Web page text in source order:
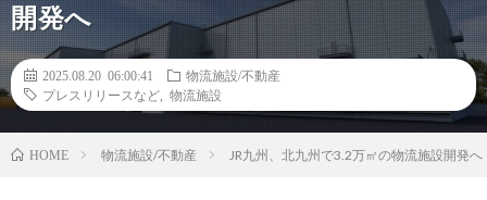
開発へ
2025.08.20 06:00:41
物流施設/不動産
プレスリリースなど
物流施設
HOME 物流施設/不動産 JR九州、北九州で3.2万㎡の物流施設開発へ